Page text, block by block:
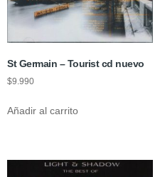
St Germain – Tourist cd nuevo
$9.990
Añadir al carrito